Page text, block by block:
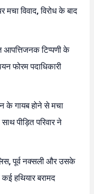
विवाद, विरोध के बाद
टिप्पणी के
फोरम पदाधिकारी
के गायब होने से मचा
पीड़ित परिवार ने
पूर्व नक्सली और उसके
हथियार बरामद